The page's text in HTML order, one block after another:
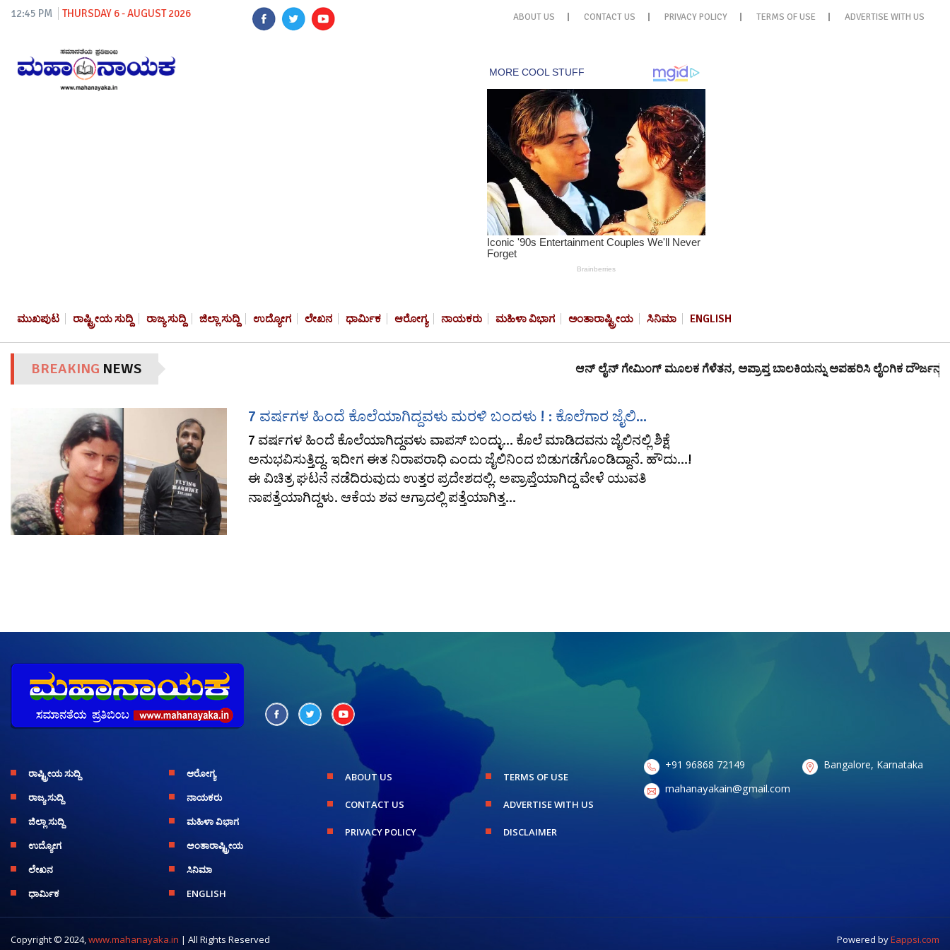
12:45 PM THURSDAY 6 - AUGUST 2026 ABOUT US CONTACT US PRIVACY POLICY TERMS OF USE ADVERTISE WITH US
ಮುಖಪುಟ ರಾಷ್ಟ್ರೀಯ ಸುದ್ದಿ ರಾಜ್ಯ ಸುದ್ದಿ ಜಿಲ್ಲಾ ಸುದ್ದಿ ಉದ್ಯೋಗ ಲೇಖನ ಧಾರ್ಮಿಕ ಆರೋಗ್ಯ ನಾಯಕರು ಮಹಿಳಾ ವಿಭಾಗ ಅಂತಾರಾಷ್ಟ್ರೀಯ ಸಿನಿಮಾ ENGLISH
BREAKING NEWS ಆನ್‌ ಲೈನ್ ಗೇಮಿಂಗ್‌ ಮೂಲಕ ಗೆಳೆತನ, ಅಪ್ರಾಪ್ತ ಬಾಲಕಿಯನ್ನು ಅಪಹರಿಸಿ ಲೈಂಗಿಕ ದೌರ್ಜನ್ಯ:…
7 ವರ್ಷಗಳ ಹಿಂದೆ ಕೊಲೆಯಾಗಿದ್ದವಳು ಮರಳಿ ಬಂದಳು ! : ಕೊಲೆಗಾರ ಜೈಲಿ...
7 ವರ್ಷಗಳ ಹಿಂದೆ ಕೊಲೆಯಾಗಿದ್ದವಳು ವಾಪಸ್ ಬಂದ್ಳು… ಕೊಲೆ ಮಾಡಿದವನು ಜೈಲಿನಲ್ಲಿ ಶಿಕ್ಷೆ
ಅನುಭವಿಸುತ್ತಿದ್ದ. ಇದೀಗ ಈತ ನಿರಾಪರಾಧಿ ಎಂದು ಜೈಲಿನಿಂದ ಬಿಡುಗಡೆಗೊಂಡಿದ್ದಾನೆ. ಹೌದು…!
ಈ ವಿಚಿತ್ರ ಘಟನೆ ನಡೆದಿರುವುದು ಉತ್ತರ ಪ್ರದೇಶದಲ್ಲಿ. ಅಪ್ರಾಪ್ತೆಯಾಗಿದ್ದ ವೇಳೆ ಯುವತಿ
ನಾಪತ್ತೆಯಾಗಿದ್ದಳು. ಆಕೆಯ ಶವ ಆಗ್ರಾದಲ್ಲಿ ಪತ್ತೆಯಾಗಿತ್ತ...
ರಾಷ್ಟ್ರೀಯ ಸುದ್ದಿ
ರಾಜ್ಯ ಸುದ್ದಿ
ಜಿಲ್ಲಾ ಸುದ್ದಿ
ಉದ್ಯೋಗ
ಲೇಖನ
ಧಾರ್ಮಿಕ
ಆರೋಗ್ಯ
ನಾಯಕರು
ಮಹಿಳಾ ವಿಭಾಗ
ಅಂತಾರಾಷ್ಟ್ರೀಯ
ಸಿನಿಮಾ
ENGLISH
ABOUT US
CONTACT US
PRIVACY POLICY
TERMS OF USE
ADVERTISE WITH US
DISCLAIMER
+91 96868 72149
mahanayakain@gmail.com
Bangalore, Karnataka
Copyright © 2024, www.mahanayaka.in | All Rights Reserved Powered byEappsi.com